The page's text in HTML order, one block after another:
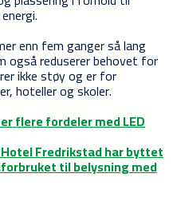
enn fem ganger så lang
også reduserer behovet for
ikke støy og er for
hoteller og skoler.
flere fordeler med LED
Fredrikstad har byttet
til belysning med